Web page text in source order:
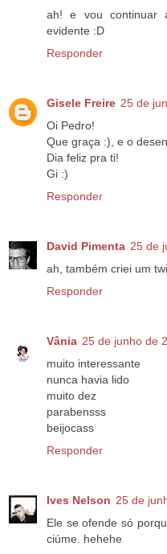
ah! e vou continuar
evidente :D
Responder
Gisele Freire 25 de
Oi Pedro!
Que graça :), e o
Dia feliz pra ti!
Gi :)
Responder
David Pimenta 25 de
ah, também criei um
Responder
Vânia 25 de junho de
muito interessante
nunca havia lido
muito dez
parabensss
beijocass
Responder
Ives Nelson 25 de
Ele se ofende só
ciúme. hehehe